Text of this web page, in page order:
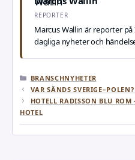
REPORTER
Marcus Wallin är reporter
dagliga nyheter och
KATEGORIER
BRANSCHNYHETER
VAR SÄNDS
HOTELL RADISSON BLU
HOTEL